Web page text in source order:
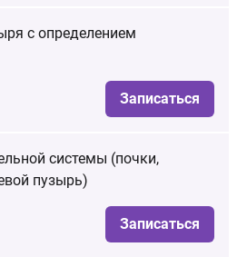
с определением
Записаться
системы (почки,
пузырь)
Записаться